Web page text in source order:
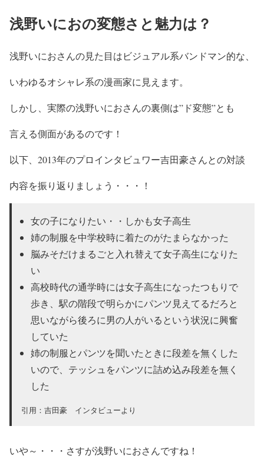
浅野いにおの変態さと魅力は？
浅野いにおさんの見た目はビジュアル系バンドマン的な、
いわゆるオシャレ系の漫画家に見えます。
しかし、実際の浅野いにおさんの裏側は”ド変態”とも
言える側面があるのです！
以下、2013年のプロインタビュワー吉田豪さんとの対談
内容を振り返りましょう・・・！
女の子になりたい・・しかも女子高生
姉の制服を中学校時に着たのがたまらなかった
脳みそだけまるごと入れ替えて女子高生になりた
い
高校時代の通学時には女子高生になったつもりで
歩き、駅の階段で明らかにパンツ見えてるだろと
思いながら後ろに男の人がいるという状況に興奮
していた
姉の制服とパンツを聞いたときに段差を無くした
いので、テッシュをパンツに詰め込み段差を無く
した
引用：吉田豪 インタビューより
いや～・・・ さすが浅野いにおさんですね！